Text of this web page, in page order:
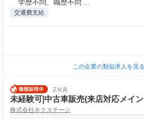
学歴不問、職歴不問 ...
交通費支給
この企業の類似求人を見る
正社員
未経験可|中古車販売(来店対応メイ
株式会社ネクステージ